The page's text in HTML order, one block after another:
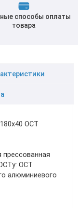
способы оплаты
товара
ОСТ
ОСТ
алюминиевого